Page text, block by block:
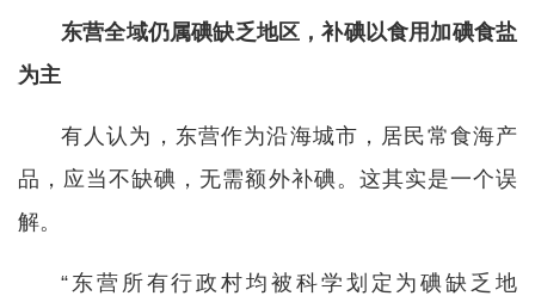
东营全域仍属碘缺乏地区，补碘以食用加碘食盐
为主
有人认为，东营作为沿海城市，居民常食海产
品，应当不缺碘，无需额外补碘。这其实是一个误
解。
“东营所有行政村均被科学划定为碘缺乏地